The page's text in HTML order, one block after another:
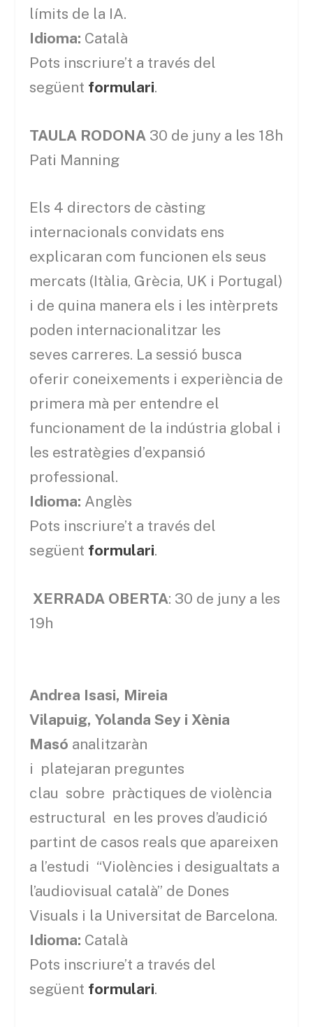
límits de la IA.
Idioma: Català
Pots inscriure’t a través del
següent formulari.
TAULA RODONA 30 de juny a les 18h
Pati Manning
Els 4 directors de càsting
internacionals convidats ens
explicaran com funcionen els seus
mercats (Itàlia, Grècia, UK i Portugal)
i de quina manera els i les intèrprets
poden internacionalitzar les
seves carreres. La sessió busca
oferir coneixements i experiència de
primera mà per entendre el
funcionament de la indústria global i
les estratègies d’expansió
professional.
Idioma: Anglès
Pots inscriure’t a través del
següent formulari.
XERRADA OBERTA: 30 de juny a les
19h
Andrea Isasi, Mireia
Vilapuig, Yolanda Sey i Xènia
Masó analitzaràn
i platejaran preguntes
clau sobre pràctiques de violència
estructural en les proves d’audició
partint de casos reals que apareixen
a l’estudi “Violències i desigualtats a
l’audiovisual català” de Dones
Visuals i la Universitat de Barcelona.
Idioma: Català
Pots inscriure’t a través del
següent formulari.